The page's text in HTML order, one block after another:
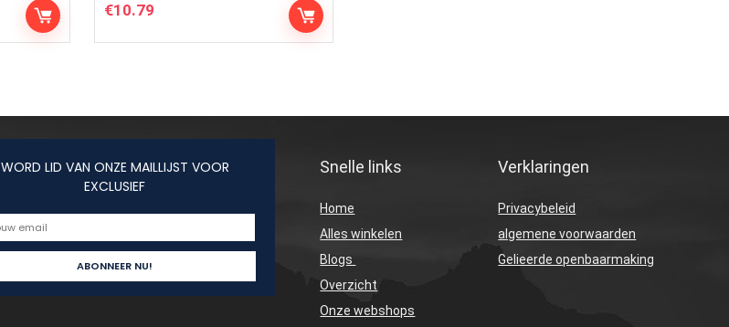
€10.79
WORD LID VAN ONZE MAILLIJST VOOR
EXCLUSIEF
Snelle links
Home
Alles winkelen
Blogs
Overzicht
Onze webshops
Verklaringen
Privacybeleid
algemene voorwaarden
Gelieerde openbaarmaking